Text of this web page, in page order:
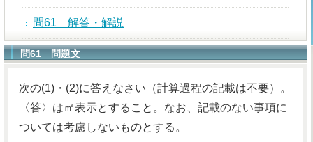
問61 解答・解説
問61 問題文
次の(1)・(2)に答えなさい（計算過程の記載は不要）。
〈答〉は㎡表示とすること。なお、記載のない事項に
ついては考慮しないものとする。